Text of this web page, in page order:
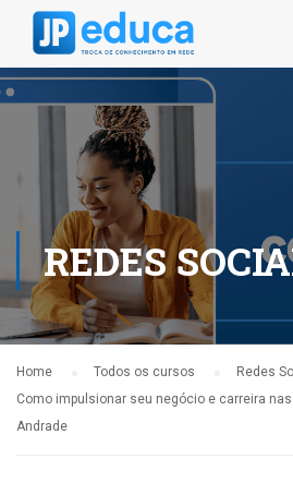
REDES
Home Todos os cursos
Redes
Como impulsionar seu negócio e carreira
Andrade